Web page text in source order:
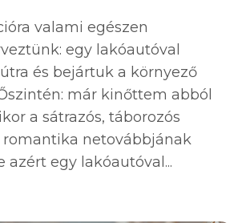
valami egészen
egy lakóautóval
és bejártuk a környező
már kinőttem abból
a sátrazós, táborozós
romantika netovábbjának
azért egy lakóautóval...